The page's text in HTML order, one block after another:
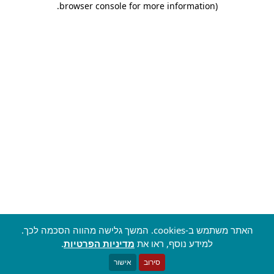
browser console for more information)
.
האתר משתמש ב-cookies. המשך גלישה מהווה הסכמה לכך.
למידע נוסף, ראו את מדיניות הפרטיות.
סירוב אישור